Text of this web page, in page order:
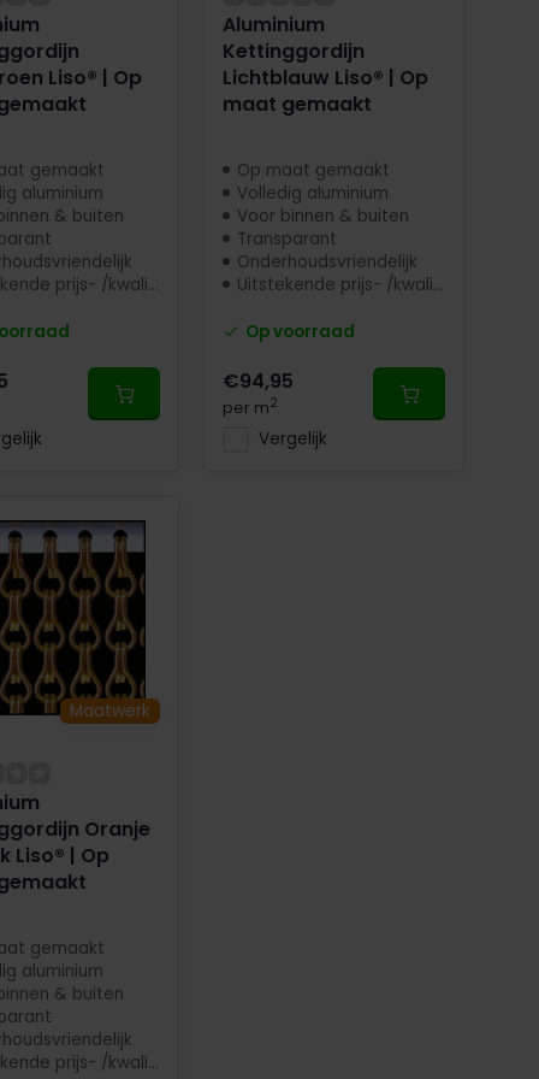
Liso® | Op
gemaakt
aluminium
& buiten
prijs- /kwaliteit
Aluminium
Kettinggordijn
Lichtblauw Liso® | Op
maat gemaakt
Op maat gemaakt
Volledig aluminium
Voor binnen & buiten
Transparant
Onderhoudsvriendelijk
Uitstekende prijs- /kwaliteit
Op voorraad
€94,95
per m2
Vergelijk
Maatwerk
Oranje
Liso® | Op
gemaakt
aluminium
& buiten
prijs- /kwaliteit